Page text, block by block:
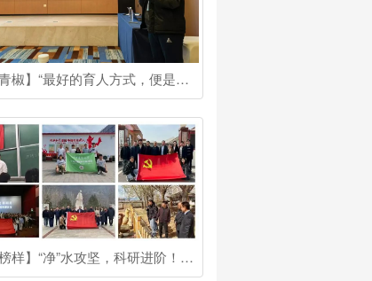
【建大青椒】“最好的育人方式，便是为学生提供最接近真实的‘战场’”他是吴海峰博士
【青春榜样】“净”水攻坚，科研进阶！他是国奖博士生